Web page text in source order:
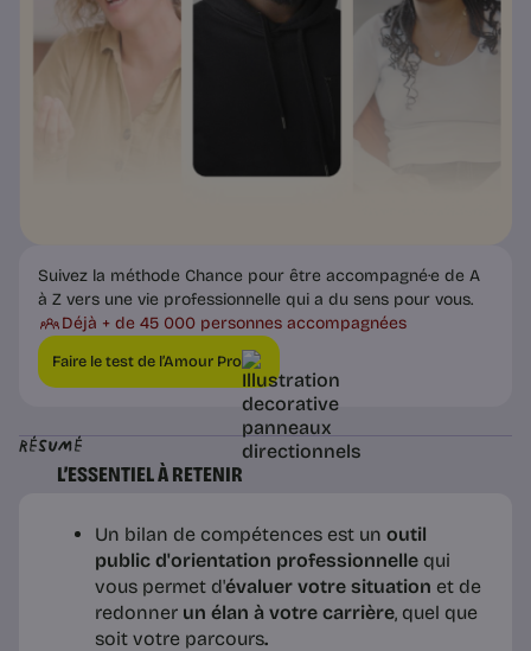
Suivez la méthode Chance pour être accompagné·e de A
à Z vers une vie professionnelle qui a du sens pour vous.
Déjà + de 45 000 personnes accompagnées
Faire le test de l’Amour Pro
Résumé
L’ESSENTIEL À RETENIR
Un bilan de compétences est un outil
public d'orientation professionnelle qui
vous permet d'évaluer votre situation et de
redonner un élan à votre carrière, quel que
soit votre parcours.